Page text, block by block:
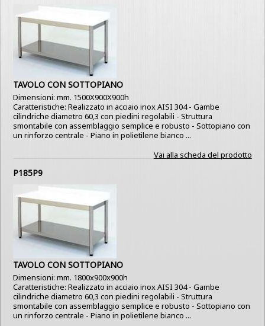
TAVOLO CON SOTTOPIANO
Dimensioni: mm. 1500X900X900h
Caratteristiche: Realizzato in acciaio inox AISI 304 - Gambe
cilindriche diametro 60,3 con piedini regolabili - Struttura
smontabile con assemblaggio semplice e robusto - Sottopiano con
un rinforzo centrale - Piano in polietilene bianco ...
Vai alla scheda del prodotto
P185P9
TAVOLO CON SOTTOPIANO
Dimensioni: mm. 1800x900x900h
Caratteristiche: Realizzato in acciaio inox AISI 304 - Gambe
cilindriche diametro 60,3 con piedini regolabili - Struttura
smontabile con assemblaggio semplice e robusto - Sottopiano con
un rinforzo centrale - Piano in polietilene bianco ...